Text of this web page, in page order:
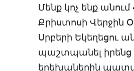
Մենք կոչ ենք անում
Քրիստոսի Վերջին
Սրբերի Եկեղեցու
պաշտպանել իրենց
երեխաներին